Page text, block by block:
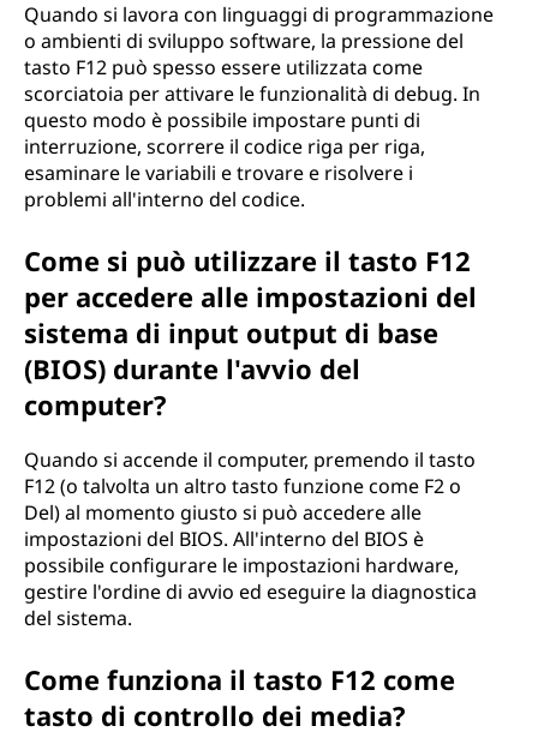
Quando si lavora con linguaggi di programmazione
o ambienti di sviluppo software, la pressione del
tasto F12 può spesso essere utilizzata come
scorciatoia per attivare le funzionalità di debug. In
questo modo è possibile impostare punti di
interruzione, scorrere il codice riga per riga,
esaminare le variabili e trovare e risolvere i
problemi all'interno del codice.
Come si può utilizzare il tasto F12
per accedere alle impostazioni del
sistema di input output di base
(BIOS) durante l'avvio del
computer?
Quando si accende il computer, premendo il tasto
F12 (o talvolta un altro tasto funzione come F2 o
Del) al momento giusto si può accedere alle
impostazioni del BIOS. All'interno del BIOS è
possibile configurare le impostazioni hardware,
gestire l'ordine di avvio ed eseguire la diagnostica
del sistema.
Come funziona il tasto F12 come
tasto di controllo dei media?